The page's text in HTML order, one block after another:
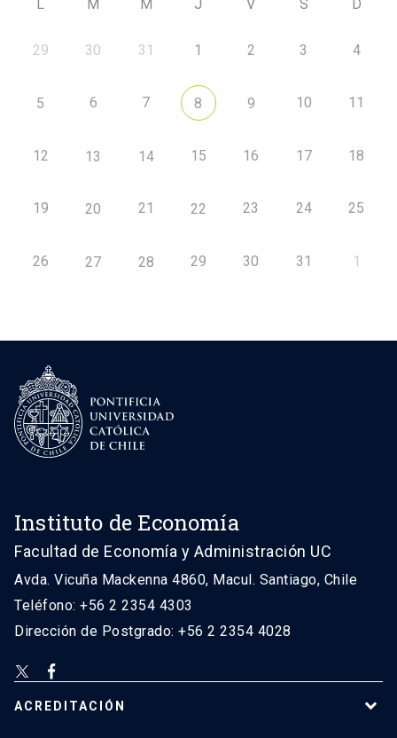
L M M J V S D
29 30 31 1 2 3 4
5 6 7 8 9 10 11
12 13 14 15 16 17 18
19 20 21 22 23 24 25
26 27 28 29 30 31 1
Instituto de Economía
Facultad de Economía y Administración UC
Avda. Vicuña Mackenna 4860, Macul. Santiago, Chile
Teléfono: +56 2 2354 4303
Dirección de Postgrado: +56 2 2354 4028
ACREDITACIÓN